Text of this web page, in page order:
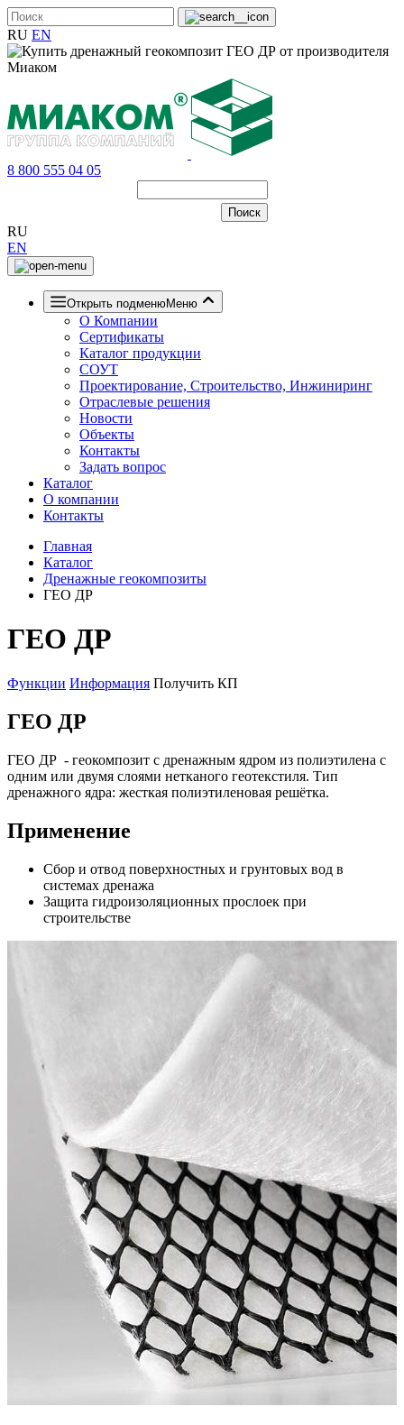
RU EN
8 800 555 04 05
RU
EN
Открыть подменюМеню
О Компании
Сертификаты
Каталог продукции
СОУТ
Проектирование, Строительство, Инжиниринг
Отраслевые решения
Новости
Объекты
Контакты
Задать вопрос
Каталог
О компании
Контакты
Главная
Каталог
Дренажные геокомпозиты
ГЕО ДР
ГЕО ДР
Функции Информация Получить КП
ГЕО ДР
ГЕО ДР - геокомпозит с дренажным ядром из полиэтилена с
одним или двумя слоями нетканого геотекстиля. Тип
дренажного ядра: жесткая полиэтиленовая решётка.
Применение
Сбор и отвод поверхностных и грунтовых вод в
системах дренажа
Защита гидроизоляционных прослоек при
строительстве